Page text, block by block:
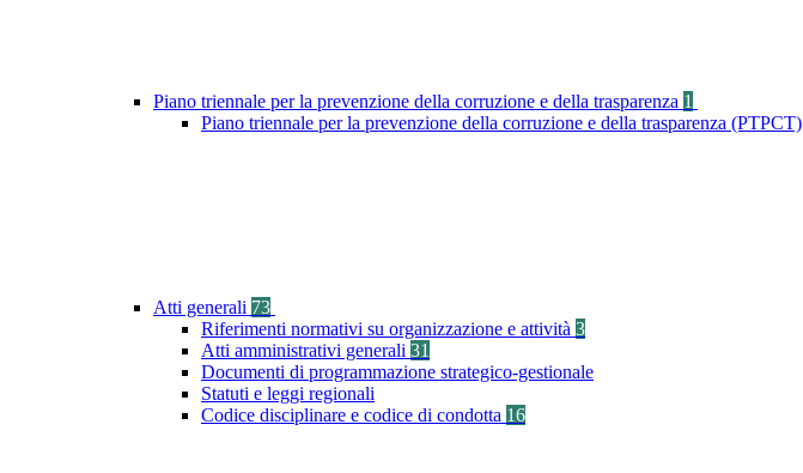
Piano triennale per la prevenzione della corruzione e della trasparenza 1
Piano triennale per la prevenzione della corruzione e della trasparenza (PTPCT)
Atti generali 73
Riferimenti normativi su organizzazione e attività 3
Atti amministrativi generali 31
Documenti di programmazione strategico-gestionale
Statuti e leggi regionali
Codice disciplinare e codice di condotta 16